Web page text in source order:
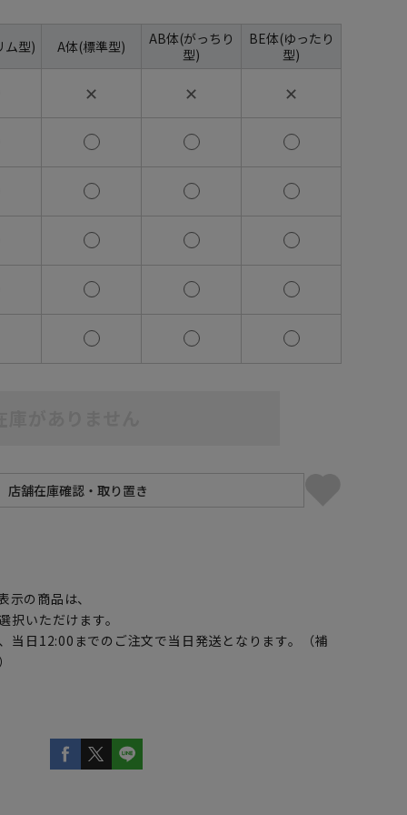
ム型) A体(標準型)
AB体(がっちり
型)
BE体(ゆったり
型)
✕ ✕ ✕
示の商品は、
択いただけます。
当日12:00までのご注文で当日発送となります。（補